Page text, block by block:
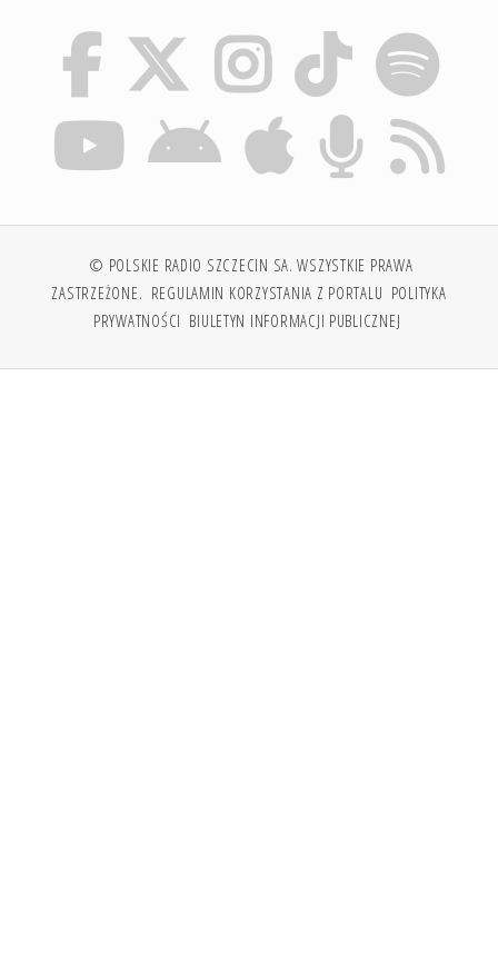
© POLSKIE RADIO SZCZECIN SA. WSZYSTKIE PRAWA
ZASTRZEŻONE. REGULAMIN KORZYSTANIA Z PORTALU POLITYKA
PRYWATNOŚCI BIULETYN INFORMACJI PUBLICZNEJ